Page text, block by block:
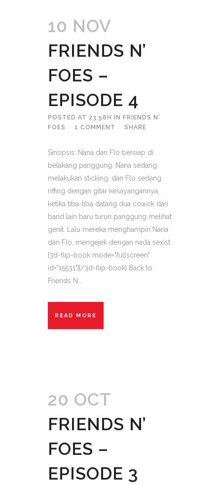
10 NOV
FRIENDS N’
FOES –
EPISODE 4
POSTED AT 23:56H IN
FRIENDS N'
FOES
1 COMMENT SHARE
Sinopsis: Nana dan Flo bersiap di
belakang panggung. Nana sedang
melakukan sticking, dan Flo sedang
riffing dengan gitar kesayangannya,
ketika tiba-tiba datang dua cowok dari
band lain baru turun panggung melihat
genit. Lalu mereka menghampiri Nana
dan Flo, mengejek dengan nada sexist.
[3d-flip-book mode="fullscreen"
id="15531"][/3d-flip-book] Back to
Friends N...
READ MORE
20 OCT
FRIENDS N’
FOES –
EPISODE 3